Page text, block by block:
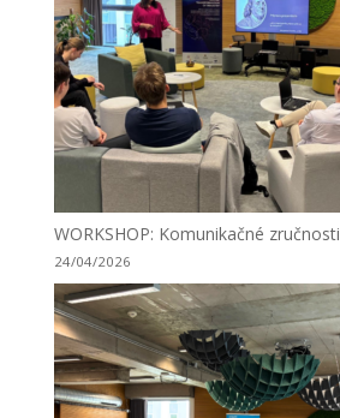
WORKSHOP: Komunikačné zručnosti
24/04/2026